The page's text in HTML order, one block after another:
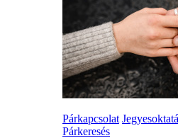
Párkapcsolat
Párkeresés